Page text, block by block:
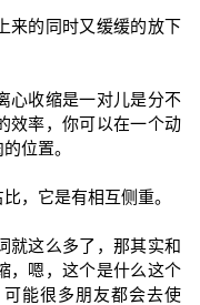
来的同时又缓缓的放下
心收缩是一对儿是分不
效率，你可以在一个动
位置。
，它是有相互侧重。
就这么多了，那其实和
，嗯，这个是什么这个
能很多朋友都会去使